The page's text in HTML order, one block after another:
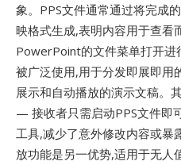
象。PPS文件通常通过将完成
映格式生成,表明内容用于查
PowerPoint的文件菜单打开进
被广泛使用,用于分发即展即用
展示和自动播放的演示文稿。
— 接收者只需启动PPS文件即
工具,减少了意外修改内容或暴
放功能是另一优势,适用于无人